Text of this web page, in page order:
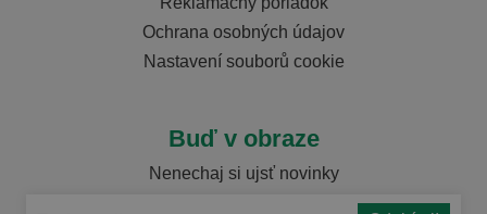
Ochrana osobných údajov
Nastavení souborů cookie
Buď v obraze
Nenechaj si ujsť novinky